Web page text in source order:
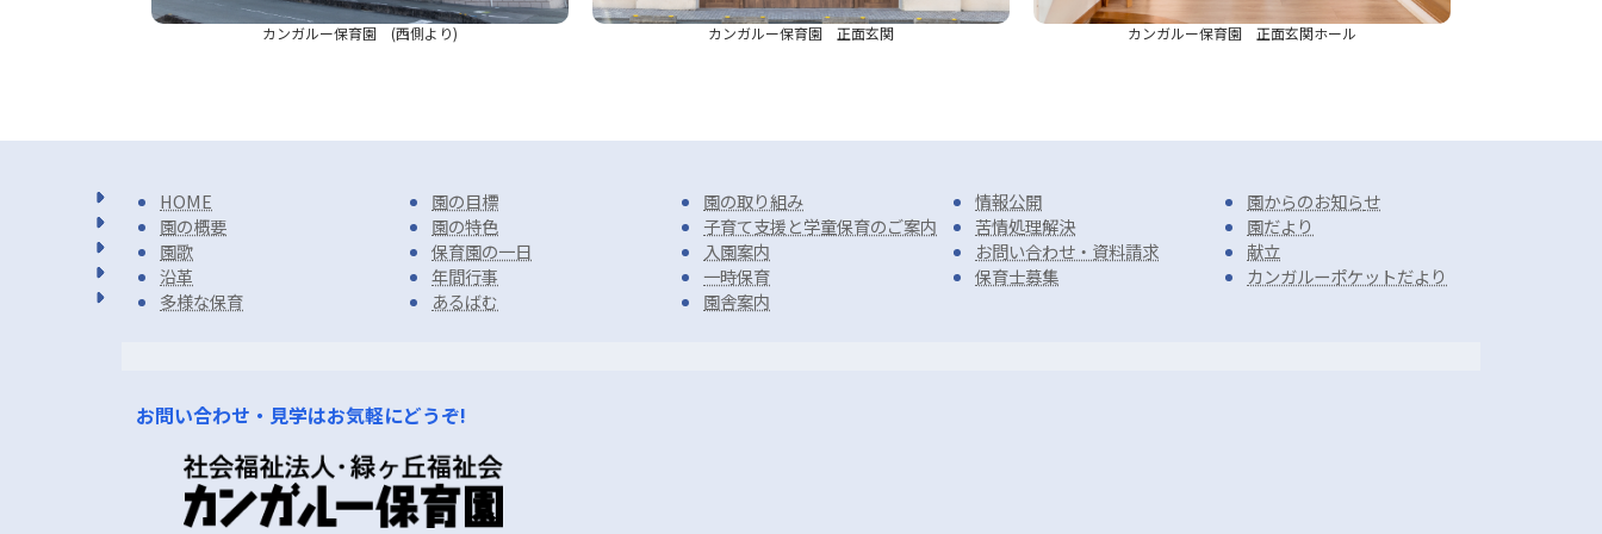
カンガルー保育園 (西側より) カンガルー保育園 正面玄関 カンガルー保育園 正面玄関ホール
HOME
園の概要
園歌
沿革
多様な保育
園の目標
園の特色
保育園の一日
年間行事
あるばむ
園の取り組み
子育て支援と学童保育のご案内
入園案内
一時保育
園舎案内
情報公開
苦情処理解決
お問い合わせ・資料請求
保育士募集
園からのお知らせ
園だより
献立
カンガルーポケットだより
お問い合わせ・見学はお気軽にどうぞ!